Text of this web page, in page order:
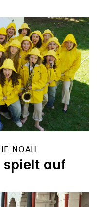
NOAH
spielt auf